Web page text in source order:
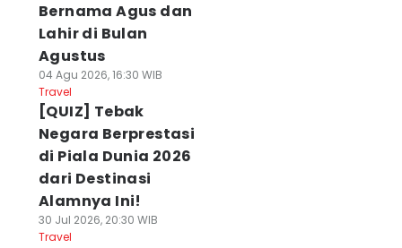
Bernama Agus dan
Lahir di Bulan
Agustus
04 Agu 2026, 16:30 WIB
Travel
[QUIZ] Tebak
Negara Berprestasi
di Piala Dunia 2026
dari Destinasi
Alamnya Ini!
30 Jul 2026, 20:30 WIB
Travel